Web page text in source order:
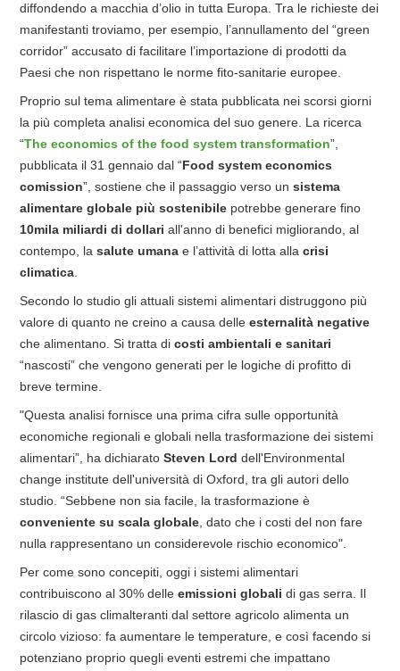
diffondendo a macchia d’olio in tutta Europa. Tra le richieste dei
manifestanti troviamo, per esempio, l’annullamento del “green
corridor” accusato di facilitare l’importazione di prodotti da
Paesi che non rispettano le norme fito-sanitarie europee.
Proprio sul tema alimentare è stata pubblicata nei scorsi giorni
la più completa analisi economica del suo genere. La ricerca
“The economics of the food system transformation”,
pubblicata il 31 gennaio dal “Food system economics
comission”, sostiene che il passaggio verso un sistema
alimentare globale più sostenibile potrebbe generare fino
10mila miliardi di dollari all'anno di benefici migliorando, al
contempo, la salute umana e l’attività di lotta alla crisi
climatica.
Secondo lo studio gli attuali sistemi alimentari distruggono più
valore di quanto ne creino a causa delle esternalità negative
che alimentano. Si tratta di costi ambientali e sanitari
“nascosti” che vengono generati per le logiche di profitto di
breve termine.
"Questa analisi fornisce una prima cifra sulle opportunità
economiche regionali e globali nella trasformazione dei sistemi
alimentari”, ha dichiarato Steven Lord dell'Environmental
change institute dell'università di Oxford, tra gli autori dello
studio. “Sebbene non sia facile, la trasformazione è
conveniente su scala globale, dato che i costi del non fare
nulla rappresentano un considerevole rischio economico".
Per come sono concepiti, oggi i sistemi alimentari
contribuiscono al 30% delle emissioni globali di gas serra. Il
rilascio di gas climalteranti dal settore agricolo alimenta un
circolo vizioso: fa aumentare le temperature, e così facendo si
potenziano proprio quegli eventi estremi che impattano